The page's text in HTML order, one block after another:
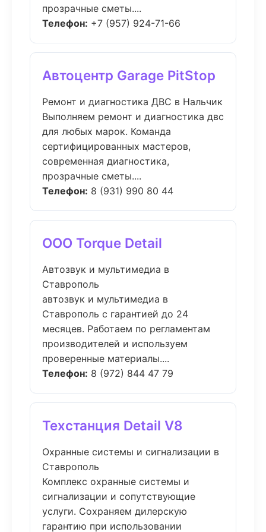
прозрачные сметы....
Телефон: +7 (957) 924-71-66
Автоцентр Garage PitStop
Ремонт и диагностика ДВС в Нальчик
Выполняем ремонт и диагностика двс
для любых марок. Команда
сертифицированных мастеров,
современная диагностика,
прозрачные сметы....
Телефон: 8 (931) 990 80 44
ООО Torque Detail
Автозвук и мультимедиа в
Ставрополь
автозвук и мультимедиа в
Ставрополь с гарантией до 24
месяцев. Работаем по регламентам
производителей и используем
проверенные материалы....
Телефон: 8 (972) 844 47 79
Техстанция Detail V8
Охранные системы и сигнализации в
Ставрополь
Комплекс охранные системы и
сигнализации и сопутствующие
услуги. Сохраняем дилерскую
гарантию при использовании